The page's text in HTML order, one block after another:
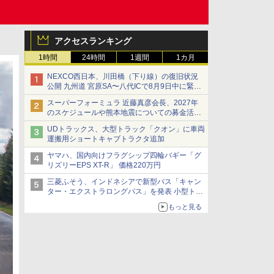
アクセスランキング
1時間 24時間 1週間 1カ月
NEXCO西日本、川田橋（下り線）の復旧状況
公開 九州道 宮原SA〜八代ICで8月9日中に緊急
車両を通行可能に
スーパーフォーミュラ 近藤真彦会長、2027年
のスケジュールや熊本地震についての募金活動
を紹介
UDトラックス、大型トラック「クオン」に車両
運搬用ショートキャブトラクタ追加
ヤマハ、国内向けフラグシップ四輪バギー「グ
リズリーEPS XT-R」 価格220万円
三菱ふそう、インドネシアで新型バス「キャン
ター・エクストラロングバス」を発表 小型トラ
ックベースの観光・旅客輸送向けバス
もっと見る